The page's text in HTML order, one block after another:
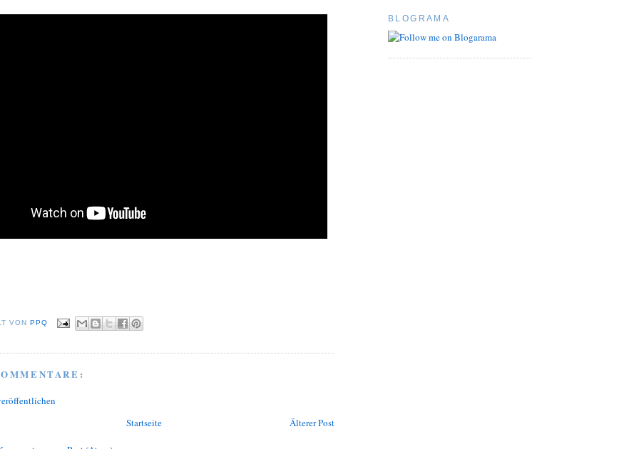
VON PPQ
Älterer Post
Startseite
BLOGRAMA